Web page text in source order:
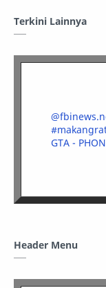
Terkini Lainnya
GTA -
Header Menu